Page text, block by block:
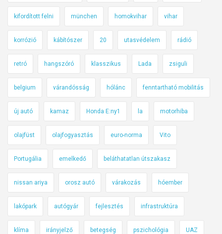
kifordított felni münchen homokvihar vihar
korrózió kábítószer 20 utasvédelem rádió
retró hangszóró klasszikus Lada zsiguli
belgium várandósság hólánc fenntartható mobilitás
új autó kamaz Honda E:ny1 la motorhiba
olajfüst olajfogyasztás euro-norma Vito
Portugália emelkedő beláthatatlan útszakasz
nissan ariya orosz autó várakozás hóember
lakópark autógyár fejlesztés infrastruktúra
klíma irányjelző betegség pszichológia UAZ